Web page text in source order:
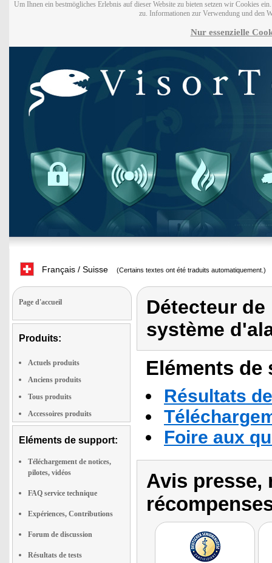
Um Ihnen ein bestmögliches Erlebnis auf dieser Website zu bieten setzen wir Cookies
zu. Informationen zur Verwendung und den
Nur essenzielle
Français / Suisse (Certains textes ont été traduits automatiquement.)
Page d'accueil
Produits:
Actuels produits
Anciens produits
Tous produits
Accessoires produits
Eléments de support:
Téléchargement de notices,
pilotes, vidéos
FAQ service technique
Expériences, Contributions
Forum de discussion
Résultats de tests
Détecteur
système
Eléments
Résultats
Foire aux
Avis presse,